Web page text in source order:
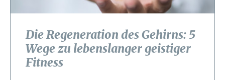
Die Regeneration des Gehirns: 5
Wege zu lebenslanger geistiger
Fitness